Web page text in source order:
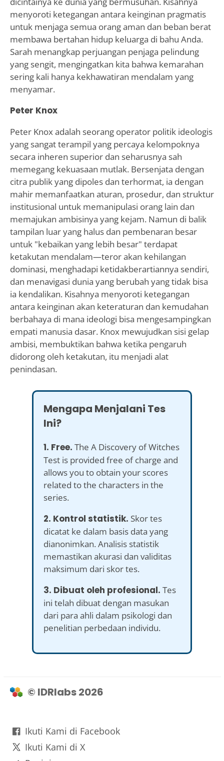
menyoroti ketegangan antara keinginan pragmatis
untuk menjaga semua orang aman dan beban berat
membawa bertahan hidup keluarga di bahu Anda.
Sarah menangkap perjuangan penjaga pelindung
yang sengit, mengingatkan kita bahwa kemarahan
sering kali hanya kekhawatiran mendalam yang
menyamar.
Peter Knox
Peter Knox adalah seorang operator politik ideologis
yang sangat terampil yang percaya kelompoknya
secara inheren superior dan seharusnya sah
memegang kekuasaan mutlak. Bersenjata dengan
citra publik yang dipoles dan terhormat, ia dengan
mahir memanfaatkan aturan, prosedur, dan struktur
institusional untuk memanipulasi orang lain dan
memajukan ambisinya yang kejam. Namun di balik
tampilan luar yang halus dan pembenaran besar
untuk "kebaikan yang lebih besar" terdapat
ketakutan mendalam—teror akan kehilangan
dominasi, menghadapi ketidakberartiannya sendiri,
dan menavigasi dunia yang berubah yang tidak bisa
ia kendalikan. Kisahnya menyoroti ketegangan
antara keinginan akan keteraturan dan kemudahan
berbahaya di mana ideologi bisa mengesampingkan
empati manusia dasar. Knox mewujudkan sisi gelap
ambisi, membuktikan bahwa ketika pengaruh
didorong oleh ketakutan, itu menjadi alat
penindasan.
Mengapa Menjalani Tes
Ini?
1. Free. The A Discovery of Witches
Test is provided free of charge and
allows you to obtain your scores
related to the characters in the
series.
2. Kontrol statistik. Skor tes
dicatat ke dalam basis data yang
dianonimkan. Analisis statistik
memastikan akurasi dan validitas
maksimum dari skor tes.
3. Dibuat oleh profesional. Tes
ini telah dibuat dengan masukan
dari para ahli dalam psikologi dan
penelitian perbedaan individu.
© IDRlabs 2026
Ikuti Kami di Facebook
Ikuti Kami di X